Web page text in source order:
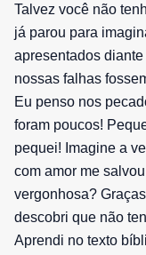
Talvez você não
já parou para
apresentados
nossas falhas
Eu penso nos
foram poucos!
pequei! Imagine a
com amor me
vergonhosa?
descobri que não
Aprendi no texto